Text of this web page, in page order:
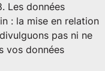
Les données
: la mise en relation
pas ni ne
vos données